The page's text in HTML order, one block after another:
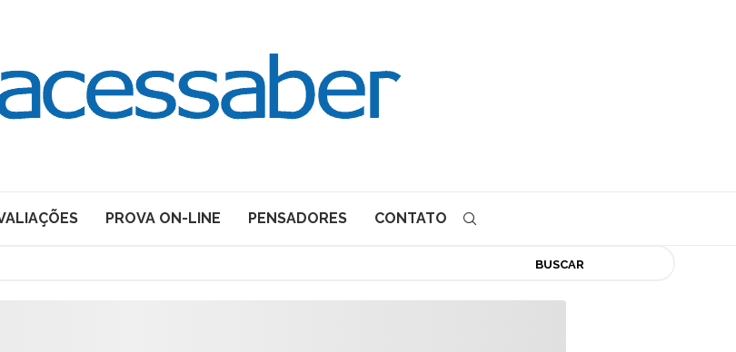
PROVA ON-LINE PENSADORES CONTATO
BUSCAR